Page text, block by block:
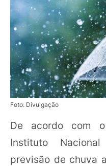
Foto: Divulgação
De acordo com
Instituto
previsão de chuva